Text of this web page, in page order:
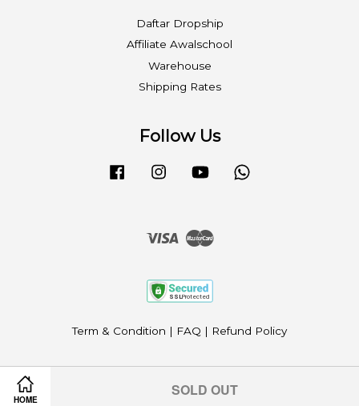
HOME
SOLD OUT
Daftar Dropship
Affiliate Awalschool
Warehouse
Shipping Rates
Follow Us
FacebookInstagramYouTube
Visa Master
Term & Condition | FAQ | Refund Policy